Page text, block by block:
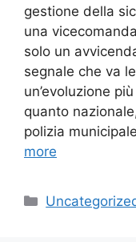
gestione della
una
solo un
segnale che va
un’evoluzione
quanto
polizia
more
Categories